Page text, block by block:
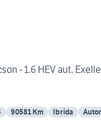
- 1.6 HEV aut.
90581 Km Ibrida